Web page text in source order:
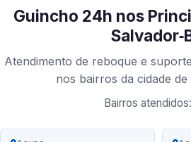
Guincho 24h nos
Atendimento de reboque e
nos bairros da cidade de
Bairros atendidos: